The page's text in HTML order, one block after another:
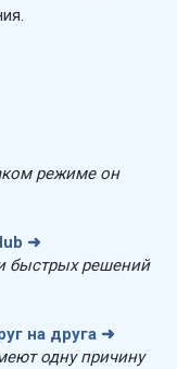
режиме он
➜
быстрых решений
на друга ➜
одну причину